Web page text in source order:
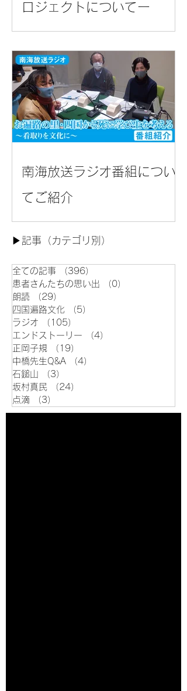
ロジェクトについてー
南海放送ラジオ番組につい
てご紹介
▶︎記事（カテゴリ別）
全ての記事 （396）
患者さんたちの思い出
（0）
朗読
（29）
四国遍路文化
（5）
ラジオ
（105）
エンドストーリー
（4）
正岡子規
（19）
中橋先生Q&A
（4）
石鎚山
（3）
坂村真民
（24）
点滴
（3）